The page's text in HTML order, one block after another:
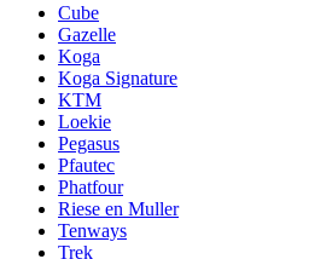
Cube
Gazelle
Koga
Koga Signature
KTM
Loekie
Pegasus
Pfautec
Phatfour
Riese en Muller
Tenways
Trek